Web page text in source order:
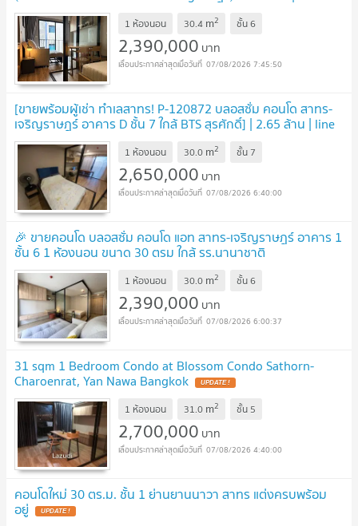
C13628 UPDATE !
1 ห้องนอน 30.4 m2 ชั้น6
2,390,000 บาท
07/08/2026 7:45:50
[ขายพร้อมผู้เช่า ทำเลสาทร! P-120872 บลอสซั่ม คอนโด สาทร-
เจริญราษฎร์ อาคาร D ชั้น 7 ใกล้ BTS สุรศักดิ์] | 2.65 ล้าน | line
@easythaihome 085-592-2897
1 ห้องนอน 30.0 m2 ชั้น 7
2,650,000 บาท
07/08/2026 6:40:00
🎉 ขายคอนโด บลอสซั่ม คอนโด แอท สาทร-เจริญราษฎร์ อาคาร 1
ชั้น 6 1 ห้องนอน ขนาด 30 ตรม ใกล้ รร.นานาชาติ
Shrewsbury UPDATE !
1 ห้องนอน 30.0 m2 ชั้น6
2,390,000 บาท
07/08/2026 6:00:37
31 sqm 1 Bedroom Condo at Blossom Condo Sathorn-
Charoenrat, Yan Nawa Bangkok UPDATE !
1 ห้องนอน 31.0 m2 ชั้น 5
2,700,000 บาท
07/08/2026 4:40:00
คอนโดใหม่ 30 ตร.ม. ชั้น 1 ย่านยานนาวา สาทร แต่งครบพร้อม
อยู่ UPDATE !